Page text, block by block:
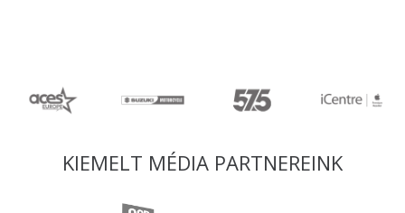
KIEMELT MÉDIA PARTNEREINK